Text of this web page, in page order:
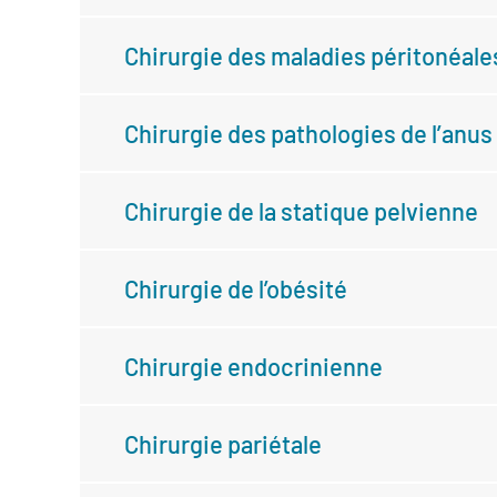
Chirurgie des maladies
Chirurgie des pathologies de l’anus
Chirurgie de la statique pelvienne
Chirurgie de l’obésité
Chirurgie endocrinienne
Chirurgie pariétale